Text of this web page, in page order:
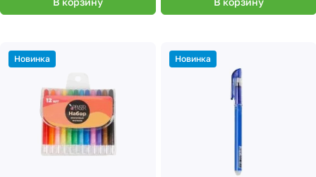
Новинка Новинка